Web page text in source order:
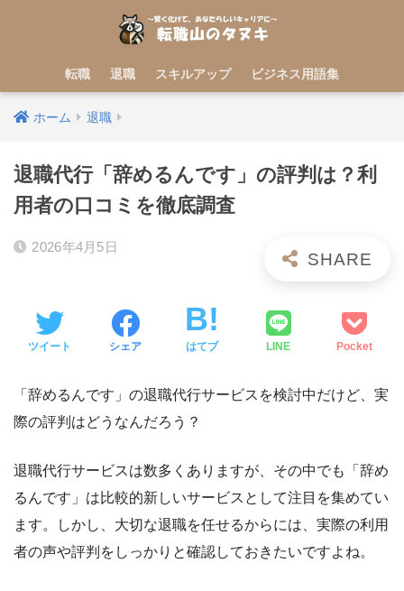
転職 退職 スキルアップ ビジネス用語集
ホーム 退職
退職代行「辞めるんです」の評判は？利
用者の口コミを徹底調査
2026年4月5日
ツイート シェア はてブ LINE Pocket
「辞めるんです」の退職代行サービスを検討中だけど、実
際の評判はどうなんだろう？
退職代行サービスは数多くありますが、その中でも「辞め
るんです」は比較的新しいサービスとして注目を集めてい
ます。しかし、大切な退職を任せるからには、実際の利用
者の声や評判をしっかりと確認しておきたいですよね。